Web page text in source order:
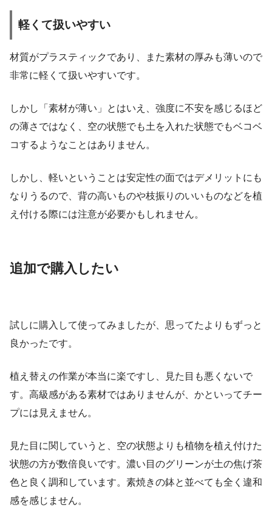
軽くて扱いやすい
材質がプラスティックであり、また素材の厚みも薄いので
非常に軽くて扱いやすいです。
しかし「素材が薄い」とはいえ、強度に不安を感じるほど
の薄さではなく、空の状態でも土を入れた状態でもベコベ
コするようなことはありません。
しかし、軽いということは安定性の面ではデメリットにも
なりうるので、背の高いものや枝振りのいいものなどを植
え付ける際には注意が必要かもしれません。
追加で購入したい
試しに購入して使ってみましたが、思ってたよりもずっと
良かったです。
植え替えの作業が本当に楽ですし、見た目も悪くないで
す。高級感がある素材ではありませんが、かといってチー
プには見えません。
見た目に関していうと、空の状態よりも植物を植え付けた
状態の方が数倍良いです。濃い目のグリーンが土の焦げ茶
色と良く調和しています。素焼きの鉢と並べても全く違和
感を感じません。